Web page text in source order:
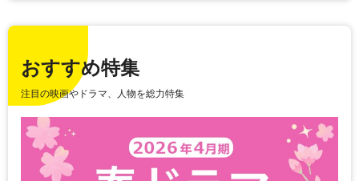
おすすめ特集
注目の映画やドラマ、人物を総力特集